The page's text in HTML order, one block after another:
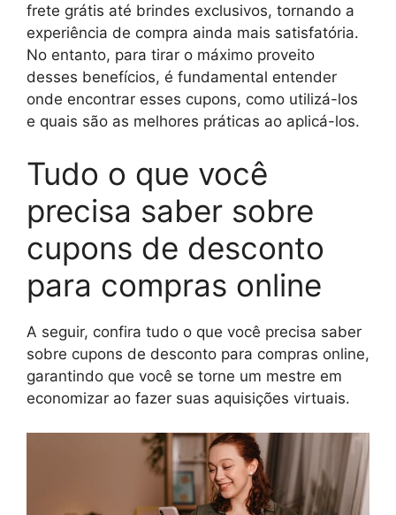
frete grátis até brindes exclusivos, tornando a
experiência de compra ainda mais satisfatória.
No entanto, para tirar o máximo proveito
desses benefícios, é fundamental entender
onde encontrar esses cupons, como utilizá-los
e quais são as melhores práticas ao aplicá-los.
Tudo o que você
precisa saber sobre
cupons de desconto
para compras online
A seguir, confira tudo o que você precisa saber
sobre cupons de desconto para compras online,
garantindo que você se torne um mestre em
economizar ao fazer suas aquisições virtuais.